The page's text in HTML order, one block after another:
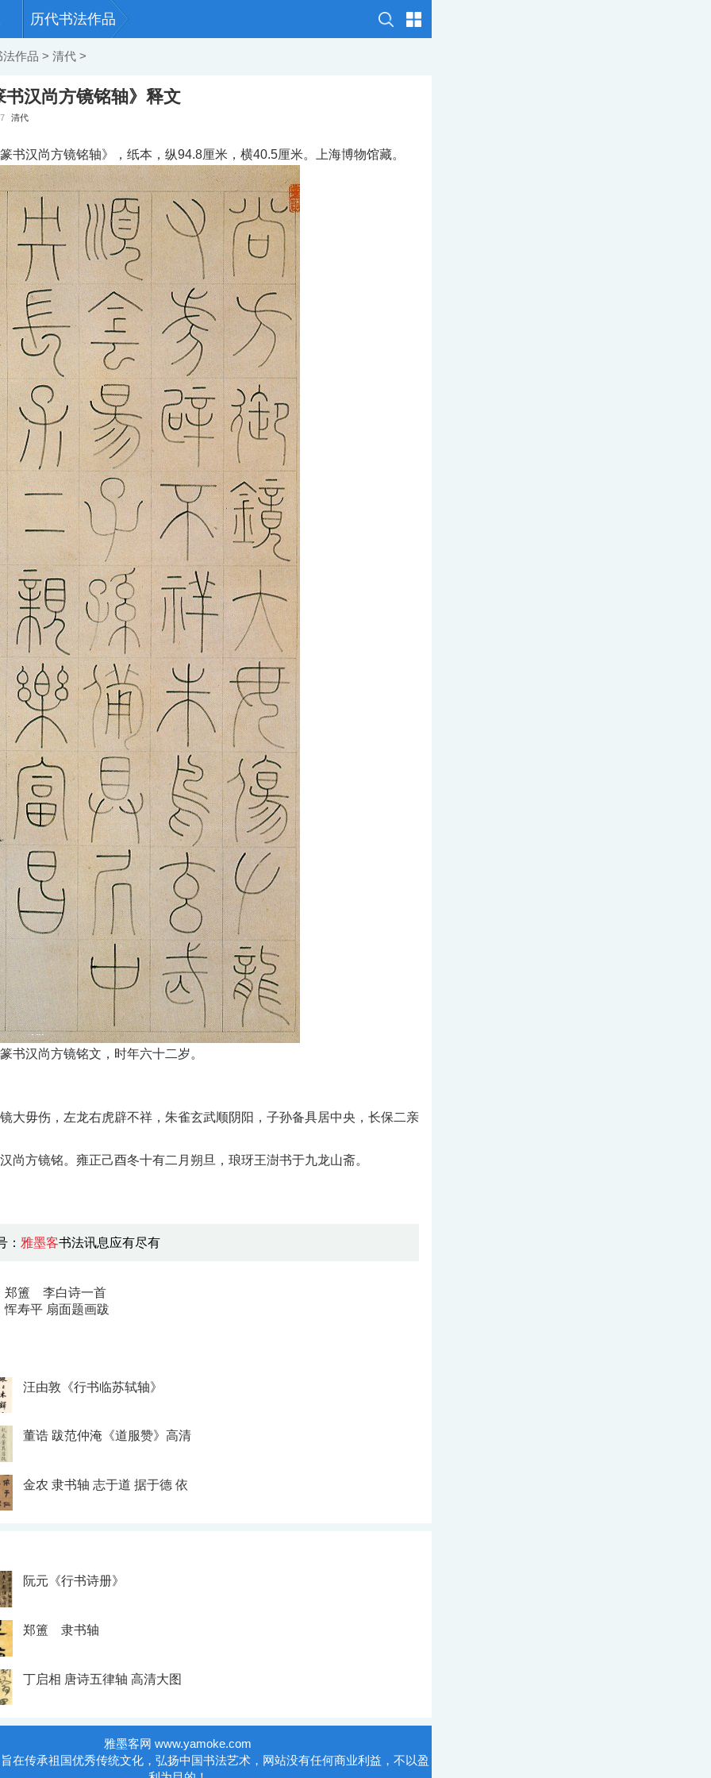
历代书法作品
作品 > 清代 >
书汉尚方镜铭轴》释文
清代
书汉尚方镜铭轴》，纸本，纵94.8厘米，横40.5厘米。上海博物馆藏。
书汉尚方镜铭文，时年六十二岁。
大毋伤，左龙右虎辟不祥，朱雀玄武顺阴阳，子孙备具居中央，长保二亲
尚方镜铭。雍正己酉冬十有二月朔旦，琅玡王澍书于九龙山斋。
： 雅墨客书法讯息应有尽有
郑簠 李白诗一首
恽寿平 扇面题画跋
汪由敦《行书临苏轼轴》
董诰 跋范仲淹《道服赞》高清
金农 隶书轴 志于道 据于德 依
阮元《行书诗册》
郑簠 隶书轴
丁启相 唐诗五律轴 高清大图
雅墨客网 www.yamoke.com
在传承祖国优秀传统文化，弘扬中国书法艺术，网站没有任何商业利益，不以盈